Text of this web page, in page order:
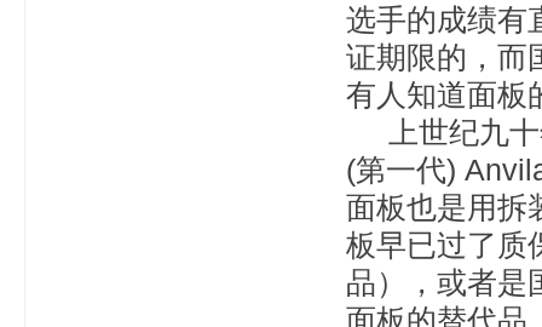
选手的成绩有
证期限的，而
有人知道面板
上世纪九十
(第一代)
面板也是用拆
板早已过了质
品），或者是
面板的替代品